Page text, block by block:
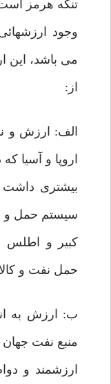
تنگه هرمز
وجود
می باشد، این
از:
الف: ارزش و
اروپا و آسیا
بیشتری داشت
سیستم حمل و
کبیر و اطلس
حمل نفت و
ب: ارزش به
منبع نفت جهان